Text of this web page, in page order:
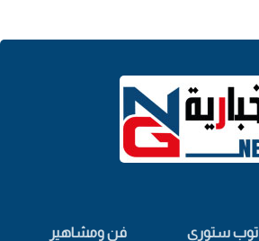
توب ستوري
فن ومشاهير